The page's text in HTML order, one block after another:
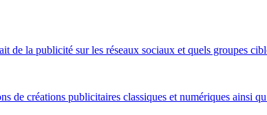
de la publicité sur les réseaux sociaux et quels groupes
de créations publicitaires classiques et numériques ainsi